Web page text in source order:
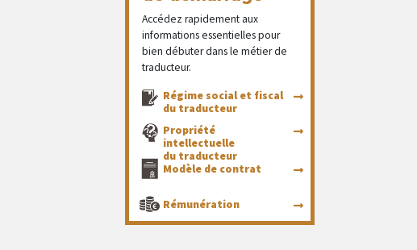
Accédez rapidement aux
informations essentielles pour
bien débuter dans le métier de
traducteur.
Régime social et fiscal
du traducteur
Propriété
intellectuelle
du traducteur
Modèle de contrat
Rémunération